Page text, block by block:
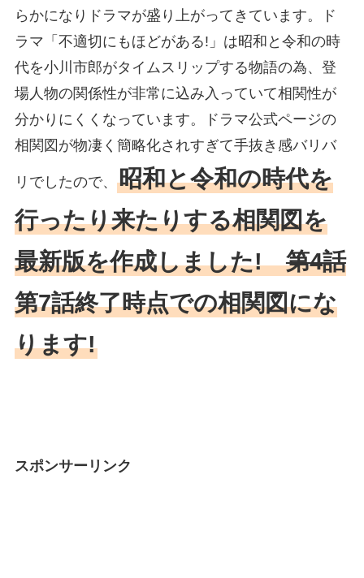
らかになりドラマが盛り上がってきています。ド
ラマ「不適切にもほどがある!」は昭和と令和の時
代を小川市郎がタイムスリップする物語の為、登
場人物の関係性が非常に込み入っていて相関性が
分かりにくくなっています。ドラマ公式ページの
相関図が物凄く簡略化されすぎて手抜き感バリバ
リでしたので、 昭和と令和の時代を
行ったり来たりする相関図を
最新版を作成しました!第4話
第7話終了時点での相関図にな
ります!
スポンサーリンク